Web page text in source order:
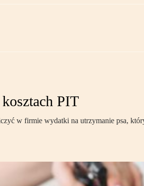
PIT
w firmie wydatki na utrzymanie psa,